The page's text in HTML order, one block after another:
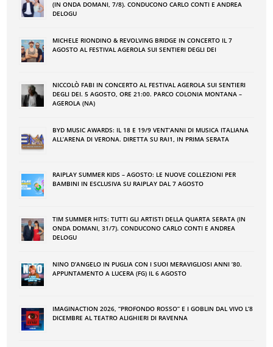
(IN ONDA DOMANI, 7/8). CONDUCONO CARLO CONTI E ANDREA
DELOGU
MICHELE RIONDINO & REVOLVING BRIDGE IN CONCERTO IL 7
AGOSTO AL FESTIVAL AGEROLA SUI SENTIERI DEGLI DEI
NICCOLÒ FABI IN CONCERTO AL FESTIVAL AGEROLA SUI SENTIERI
DEGLI DEI. 5 AGOSTO, ORE 21:00. PARCO COLONIA MONTANA –
AGEROLA (NA)
BYD MUSIC AWARDS: IL 18 E 19/9 VENT’ANNI DI MUSICA ITALIANA
ALL’ARENA DI VERONA. DIRETTA SU RAI1, IN PRIMA SERATA
RAIPLAY SUMMER KIDS – AGOSTO: LE NUOVE COLLEZIONI PER
BAMBINI IN ESCLUSIVA SU RAIPLAY DAL 7 AGOSTO
TIM SUMMER HITS: TUTTI GLI ARTISTI DELLA QUARTA SERATA (IN
ONDA DOMANI, 31/7). CONDUCONO CARLO CONTI E ANDREA
DELOGU
NINO DʼANGELO IN PUGLIA CON I SUOI MERAVIGLIOSI ANNI ʼ80.
APPUNTAMENTO A LUCERA (FG) IL 6 AGOSTO
IMAGINACTION 2026, “PROFONDO ROSSO” E I GOBLIN DAL VIVO L’8
DICEMBRE AL TEATRO ALIGHIERI DI RAVENNA